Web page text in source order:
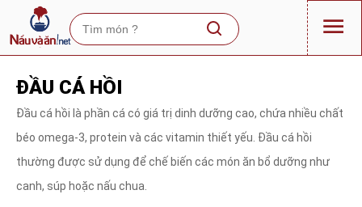
ĐẦU CÁ HỒI
Đầu cá hồi là phần cá có giá trị dinh dưỡng cao, chứa nhiều chất
béo omega-3, protein và các vitamin thiết yếu. Đầu cá hồi
thường được sử dụng để chế biến các món ăn bổ dưỡng như
canh, súp hoặc nấu chua.